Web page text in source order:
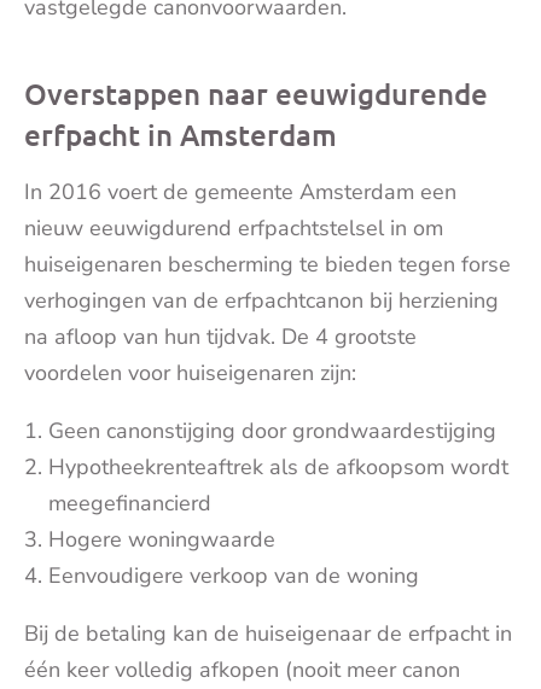
vastgelegde canonvoorwaarden.
Overstappen naar eeuwigdurende
erfpacht in Amsterdam
In 2016 voert de gemeente Amsterdam een
nieuw eeuwigdurend erfpachtstelsel in om
huiseigenaren bescherming te bieden tegen forse
verhogingen van de erfpachtcanon bij herziening
na afloop van hun tijdvak. De 4 grootste
voordelen voor huiseigenaren zijn:
Geen canonstijging door grondwaardestijging
Hypotheekrenteaftrek als de afkoopsom wordt
meegefinancierd
Hogere woningwaarde
Eenvoudigere verkoop van de woning
Bij de betaling kan de huiseigenaar de erfpacht in
één keer volledig afkopen (nooit meer canon